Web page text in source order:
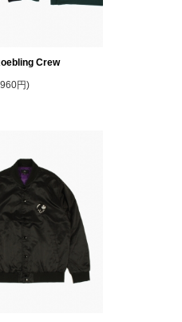
Crew
円)